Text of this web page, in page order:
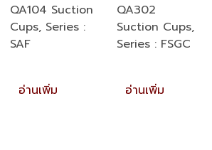
QA104 Suction
Cups, Series :
SAF
อ่านเพิ่ม
QA302
Suction Cups,
Series : FSGC
อ่านเพิ่ม